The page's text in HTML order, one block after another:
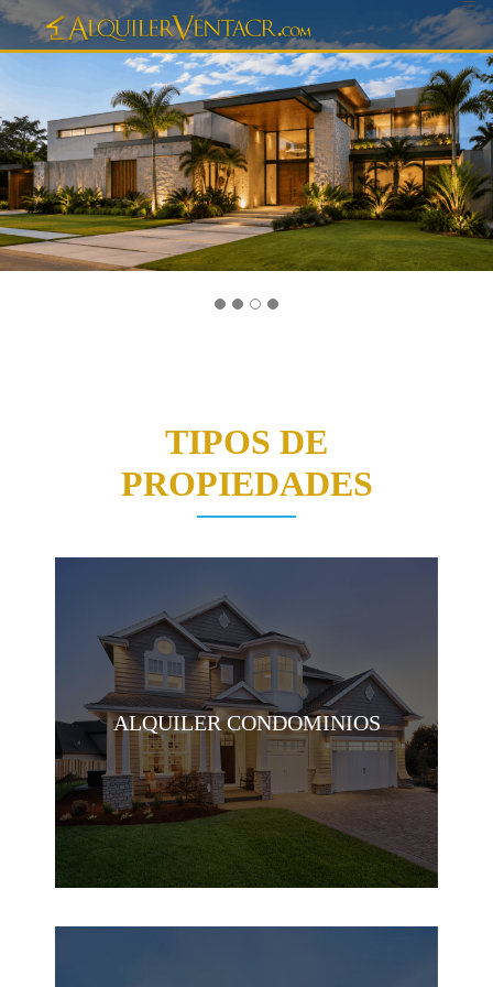
≡
TIPOS DE
PROPIEDADES
ALQUILER CONDOMINIOS